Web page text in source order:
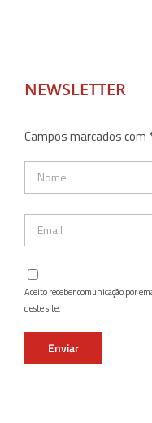
NEWSLETTER
Campos marcados
Aceito receber comunicação por
deste site.